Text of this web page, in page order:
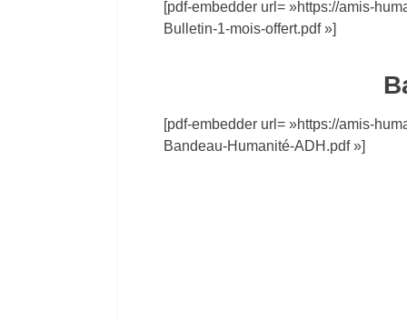
[pdf-embedder url= »https://amis-
Bulletin-1-mois-offert.pdf »]
[pdf-embedder url= »https://amis-
Bandeau-Humanité-ADH.pdf »]